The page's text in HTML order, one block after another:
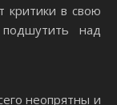
критики в свою
над
неопрятны и